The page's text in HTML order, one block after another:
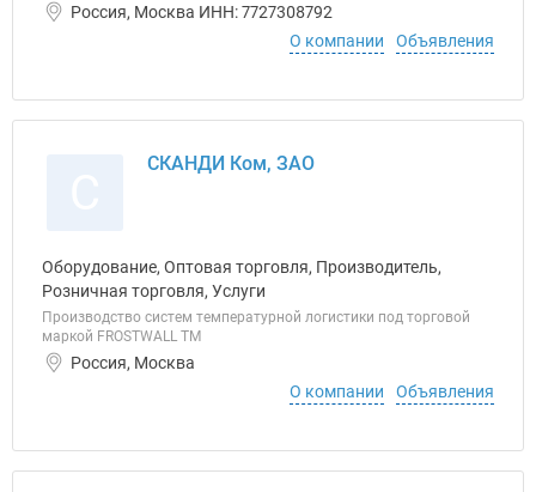
Россия, Москва ИНН: 7727308792
О компании
Объявления
СКАНДИ Ком, ЗАО
Оборудование, Оптовая торговля, Производитель,
Розничная торговля, Услуги
Производство систем температурной логистики под торговой
маркой FROSTWALL ТМ
Россия, Москва
О компании
Объявления